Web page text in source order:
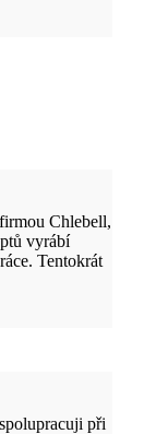
Chlebell,
vyrábí
Tentokrát
při